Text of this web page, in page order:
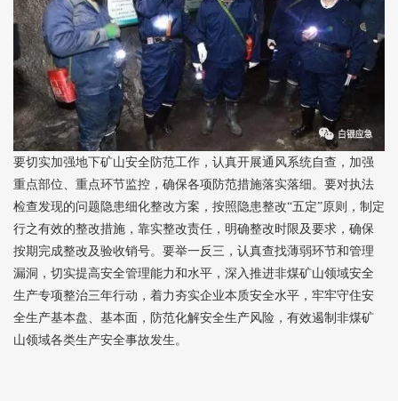
要切实加强地下矿山安全防范工作，认真开展通风系统自查，加强
重点部位、重点环节监控，确保各项防范措施落实落细。要对执法
检查发现的问题隐患细化整改方案，按照隐患整改“五定”原则，制定
行之有效的整改措施，靠实整改责任，明确整改时限及要求，确保
按期完成整改及验收销号。要举一反三，认真查找薄弱环节和管理
漏洞，切实提高安全管理能力和水平，深入推进非煤矿山领域安全
生产专项整治三年行动，着力夯实企业本质安全水平，牢牢守住安
全生产基本盘、基本面，防范化解安全生产风险，有效遏制非煤矿
山领域各类生产安全事故发生。